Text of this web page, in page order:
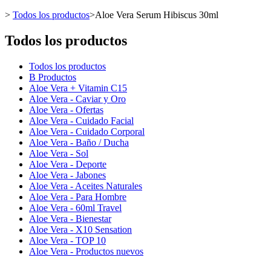
> Todos los productos>Aloe Vera Serum Hibiscus 30ml
Todos los productos
Todos los productos
B Productos
Aloe Vera + Vitamin C15
Aloe Vera - Caviar y Oro
Aloe Vera - Ofertas
Aloe Vera - Cuidado Facial
Aloe Vera - Cuidado Corporal
Aloe Vera - Baño / Ducha
Aloe Vera - Sol
Aloe Vera - Deporte
Aloe Vera - Jabones
Aloe Vera - Aceites Naturales
Aloe Vera - Para Hombre
Aloe Vera - 60ml Travel
Aloe Vera - Bienestar
Aloe Vera - X10 Sensation
Aloe Vera - TOP 10
Aloe Vera - Productos nuevos